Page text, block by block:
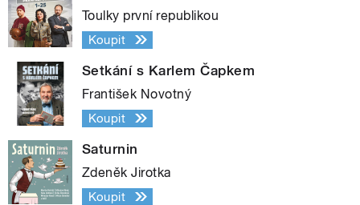
Toulky první republikou
Koupit
Setkání s Karlem Čapkem
František Novotný
Koupit
Saturnin
Zdeněk Jirotka
Koupit